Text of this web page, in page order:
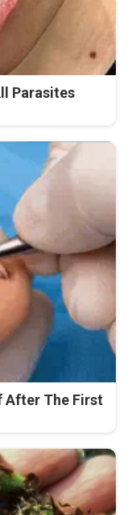
Parasites
After The First